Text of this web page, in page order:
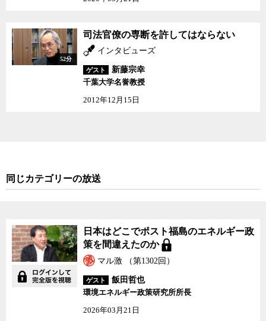
張し、原発の再稼働に厳しい立場を取った地震学者の島崎邦彦氏
行政学が専門の新藤宗幸千葉大名誉教授は、原子力規制委員会の
独立性は名ばかりで、実際は政府の原発継続にお墨付きを与えるだ
けの御用委員会になっていると指摘する。
で賄う計画を実現するためには、原発30基の再稼働が不可欠となる
るように見えるが、最初から結論ありきの議論をしているに過ぎな
いと考えるべきだと語る。
免震重要棟など今回の事故で重要性が明らかになった施設の設置に
ついては5年間の猶予を与えたことも、いずれも「最初から結論あり
き」から来ているものだと言う。そうしなければ、原発の再稼働は
できないし、20～22％のベースロードも実現が不可能になるから
だ。
持った独立行政委員会を作ることができないのか。どうすれば、日
司法官僚の専断を許して
はならない
52分
司法官僚の専断を許してはならない
インタビューズ
ゲスト
新藤宗幸
千葉大学名誉教授
2012年12月15日
同じカテゴリーの放送
日本はどこでポスト福島のエネルギー政
策を間違えたのか
マル激 （第1302回）
ゲスト
飯田哲也
環境エネルギー政策研究所所長
2026年03月21日